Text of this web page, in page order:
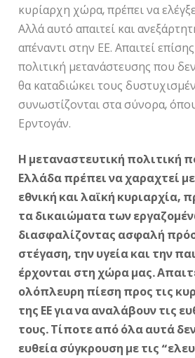
κυρίαρχη χώρα, πρέπει να
Αλλά αυτό απαιτεί και
απέναντι στην ΕΕ. Απαιτεί
πολιτική μετανάστευσης που
θα καταδιώκει τους
συνωστίζονται στα σύνορα,
Ερντογάν.
Η μεταναστευτική πολιτική
Ελλάδα πρέπει να χαραχτεί
εθνική και λαϊκή κυριαρχία,
τα δικαιώματα των
διασφαλίζοντας ασφαλή
στέγαση, την υγεία και την
έρχονται στη χώρα μας.
ολόπλευρη πίεση προς τις
της ΕΕ για να αναλάβουν τις
τους. Τίποτε από όλα αυτά
ευθεία σύγκρουση με τις